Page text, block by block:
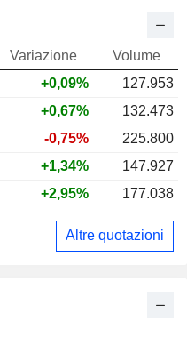
Variazione
Volume
+0,09%
127.953
+0,67%
132.473
-0,75%
225.800
+1,34%
147.927
+2,95% 177.038
Altre quotazioni